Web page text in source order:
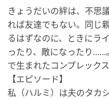
きょうだいの絆は、不思
れば友達でもない。同じ
るはずなのに、ときにラ
ったり、敵になったり
で生まれたコンプレックス
【エピソード】
私（ハルミ）は夫のタカ